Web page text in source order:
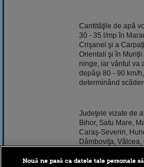
Cantităţile de apă
30 - 35 l/mp în
Crişanei şi a
Orientali şi în
ninge, iar vântul va
depăşi 80 - 90 km/
determinând
Judeţele vizate de
Bihor, Satu Mare,
Caraş-Severin,
Dâmboviţa, Vâlcea,
Nouă ne pasă ca datele tale personale